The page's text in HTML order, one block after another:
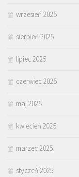
wrzesień 2025
sierpień 2025
lipiec 2025
czerwiec 2025
maj 2025
kwiecień 2025
marzec 2025
styczeń 2025